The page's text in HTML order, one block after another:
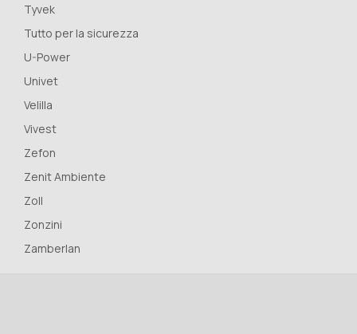
Tyvek
Tutto per la sicurezza
U-Power
Univet
Velilla
Vivest
Zefon
Zenit Ambiente
Zoll
Zonzini
Zamberlan